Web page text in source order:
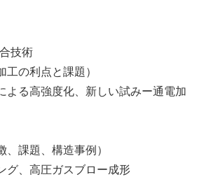
技術
の利点と課題）
る高強度化、新しい試みー通電加
課題、構造事例）
、高圧ガスブロー成形